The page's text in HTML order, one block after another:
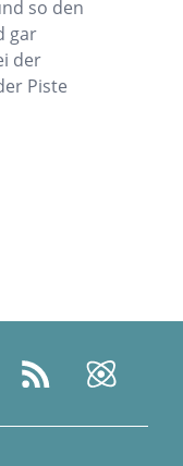
so den
gar
der
Piste